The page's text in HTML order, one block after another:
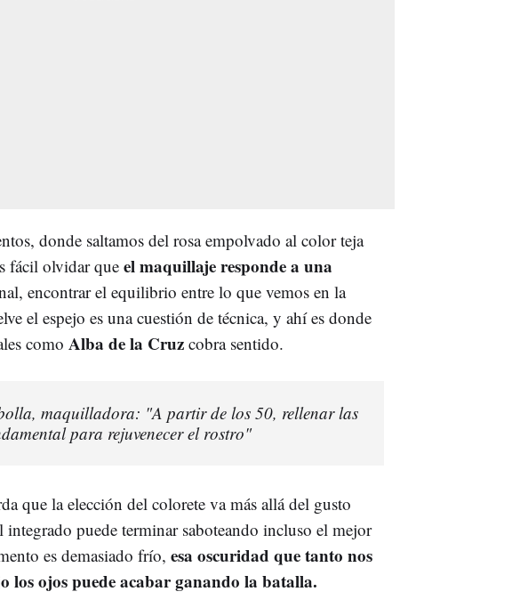
donde saltamos del rosa empolvado al color teja
fácil olvidar que el maquillaje responde a una
encontrar el equilibrio entre lo que vemos en la
el espejo es una cuestión de técnica, y ahí es donde
como Alba de la Cruz cobra sentido.
maquilladora: "A partir de los 50, rellenar las
para rejuvenecer el rostro"
que la elección del colorete va más allá del gusto
puede terminar saboteando incluso el mejor
es demasiado frío, esa oscuridad que tanto nos
los ojos puede acabar ganando la batalla.